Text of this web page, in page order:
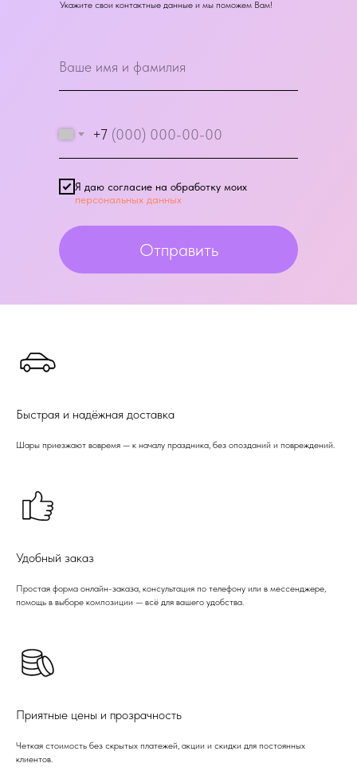
+7
Я даю согласие на обработку моих
персональных данных
Отправить
Укажите свои контактные данные и мы поможем Вам!
Быстрая и надёжная доставка
Шары приезжают вовремя — к началу праздника, без опозданий и повреждений.
Удобный заказ
Простая форма онлайн-заказа, консультация по телефону или в мессенджере,
помощь в выборе композиции — всё для вашего удобства.
Приятные цены и прозрачность
Четкая стоимость без скрытых платежей, акции и скидки для постоянных
клиентов.